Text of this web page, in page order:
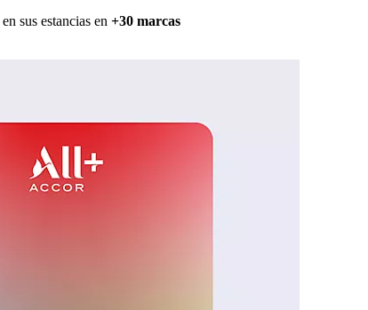
en sus estancias en +30 marcas